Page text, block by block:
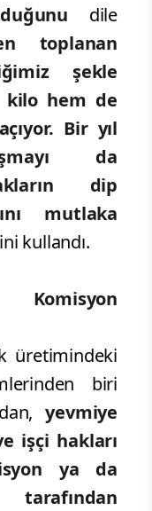
dile
toplanan
şekle
kilo hem de
Bir yıl
da
dip
mutlaka
kullandı.
üretimindeki
biri
yevmiye
işçi hakları
ya da